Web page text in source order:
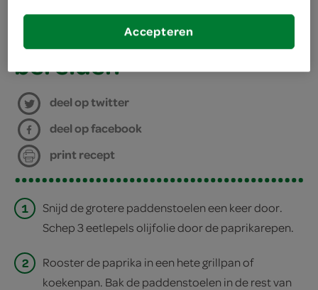
bereiden
deel op twitter
deel op facebook
print recept
1
Snijd de grotere paddenstoelen een keer door.
Schep 3 eetlepels olijfolie door de paprikarepen.
2
Rooster de paprika in een hete grillpan of
koekenpan. Bak de paddenstoelen in de rest van
Accepteren